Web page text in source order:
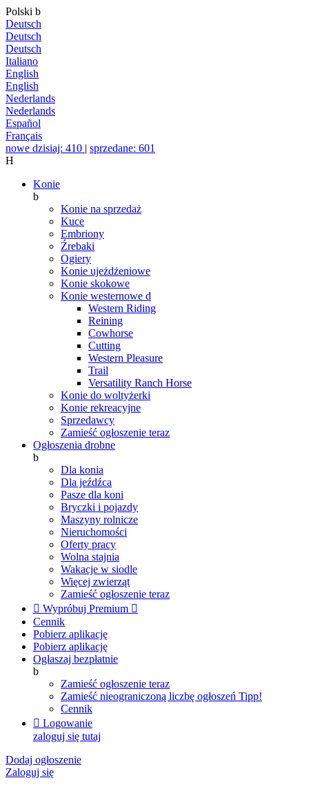
Polski b
Deutsch
Deutsch
Deutsch
Italiano
English
English
Nederlands
Nederlands
Español
Français
nowe dzisiaj: 410 | sprzedane: 601
H
Konie
b
Konie na sprzedaż
Kuce
Embriony
Źrebaki
Ogiery
Konie ujeżdżeniowe
Konie skokowe
Konie westernowe d
Western Riding
Reining
Cowhorse
Cutting
Western Pleasure
Trail
Versatility Ranch Horse
Konie do woltyżerki
Konie rekreacyjne
Sprzedawcy
Zamieść ogłoszenie teraz
Ogłoszenia drobne
b
Dla konia
Dla jeźdźca
Pasze dla koni
Bryczki i pojazdy
Maszyny rolnicze
Nieruchomości
Oferty pracy
Wolna stajnia
Wakacje w siodle
Więcej zwierząt
Zamieść ogłoszenie teraz
 Wypróbuj Premium 
Cennik
Pobierz aplikację
Pobierz aplikację
Ogłaszaj bezpłatnie
b
Zamieść ogłoszenie teraz
Zamieść nieograniczoną liczbę ogłoszeń Tipp!
Cennik
 Logowanie
zaloguj się tutaj
Dodaj ogłoszenie
Zaloguj się